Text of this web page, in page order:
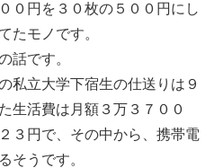
０円を３０枚の５００円にし
たモノです。
話です。
私立大学下宿生の仕送りは９
生活費は月額３万３７００
３円で、その中から、携帯電
そうです。